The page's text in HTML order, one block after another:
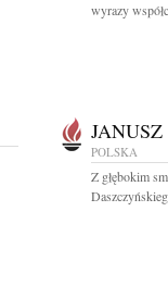
wyrazy
POLSKA
Z głębokim